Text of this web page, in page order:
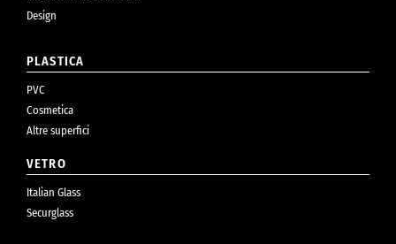
Design
PLASTICA
PVC
Cosmetica
Altre superfici
VETRO
Italian Glass
Securglass